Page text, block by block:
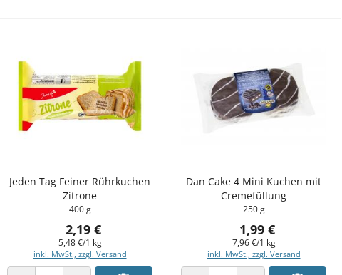
Jeden Tag Feiner Rührkuchen
Zitrone
400 g
2,19 €
5,48 €/1 kg
inkl. MwSt., zzgl. Versand
Dan Cake 4 Mini Kuchen mit
Cremefüllung
250 g
1,99 €
7,96 €/1 kg
inkl. MwSt., zzgl. Versand